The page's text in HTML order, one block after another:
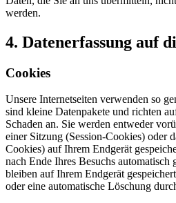
werden.
4. Datenerfassung auf
Cookies
Unsere Internetseiten verwenden so
sind kleine Datenpakete und richten
Schaden an. Sie werden entweder
einer Sitzung (Session-Cookies) oder
Cookies) auf Ihrem Endgerät
nach Ende Ihres Besuchs automatisch
bleiben auf Ihrem Endgerät
oder eine automatische Löschung